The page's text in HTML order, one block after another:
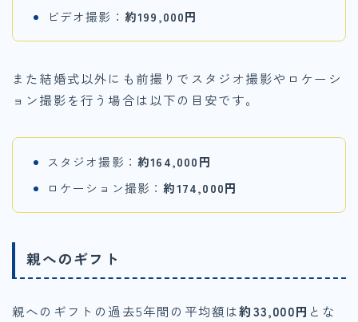
ビデオ撮影： 約199,000円
また結婚式以外にも前撮りでスタジオ撮影やロケーシ
ョン撮影を行う場合は以下の目安です。
スタジオ撮影： 約164,000円
ロケーション撮影： 約174,000円
親へのギフト
親へのギフトの過去5年間の平均額は約33,000円 とな